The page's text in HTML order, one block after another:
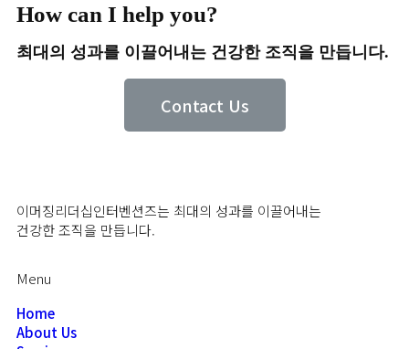
How can I help you?
최대의 성과를 이끌어내는 건강한 조직을 만듭니다.
Contact Us
이머징리더십인터벤션즈는 최대의 성과를 이끌어내는
건강한 조직을 만듭니다.
Menu
Home
About Us